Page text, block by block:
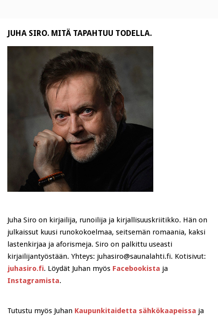
JUHA SIRO. MITÄ TAPAHTUU TODELLA.
Juha Siro on kirjailija, runoilija ja kirjallisuuskriitikko. Hän on
julkaissut kuusi runokokoelmaa, seitsemän romaania, kaksi
lastenkirjaa ja aforismeja. Siro on palkittu useasti
kirjailijantyöstään. Yhteys: juhasiro@saunalahti.fi. Kotisivut:
juhasiro.fi. Löydät Juhan myös Facebookista ja
Instagramista.
Tutustu myös Juhan Kaupunkitaidetta sähkökaapeissa ja